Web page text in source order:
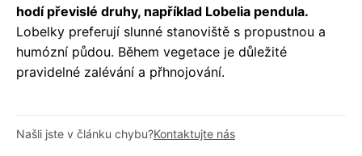
hodí převislé druhy, například Lobelia pendula.
Lobelky preferují slunné stanoviště s propustnou a
humózní půdou. Během vegetace je důležité
pravidelné zalévání a přhnojování.
Našli jste v článku chybu?Kontaktujte nás